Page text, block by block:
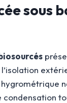
sous
condensation